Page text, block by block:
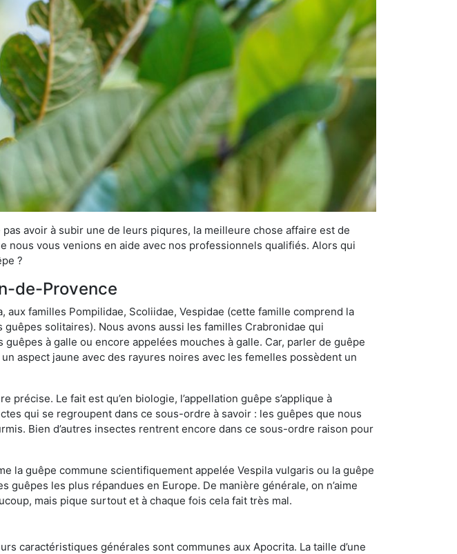
avoir à subir une de leurs piqures, la meilleure chose affaire est de
nous vous venions en aide avec nos professionnels qualifiés. Alors qui
?
de-Provence
familles Pompilidae, Scoliidae, Vespidae (cette famille comprend la
solitaires). Nous avons aussi les familles Crabronidae qui
à galle ou encore appelées mouches à galle. Car, parler de guêpe
aspect jaune avec des rayures noires avec les femelles possèdent un
Le fait est qu’en biologie, l’appellation guêpe s’applique à
qui se regroupent dans ce sous-ordre à savoir : les guêpes que nous
Bien d’autres insectes rentrent encore dans ce sous-ordre raison pour
la guêpe commune scientifiquement appelée Vespila vulgaris ou la guêpe
guêpes les plus répandues en Europe. De manière générale, on n’aime
mais pique surtout et à chaque fois cela fait très mal.
caractéristiques générales sont communes aux Apocrita. La taille d’une